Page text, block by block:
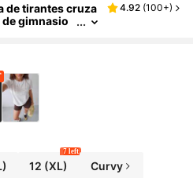
de tirantes cruza
gimnasio
4.92 (100+)
12 (XL)
7 left
Curvy